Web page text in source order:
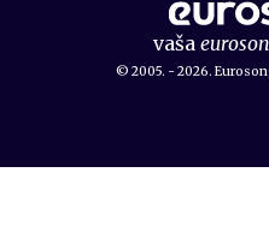
vaša
© 2005. - 2026.